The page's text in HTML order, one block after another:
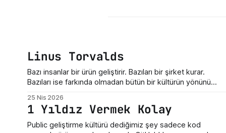
Linus Torvalds
Bazı insanlar bir ürün geliştirir. Bazıları bir şirket kurar.
Bazıları ise farkında olmadan bütün bir kültürün yönünü
dediğimiz şey sadece bir işletim sistemi çekirdeği değil.
Sunucuların, telefonların, gömülü sistemlerin, süper
bilgisayarların, geliştirici araçlarının ve modern internet
25 Nis 2026
1 Yıldız Vermek Kolay
Public geliştirme kültürü dediğimiz şey sadece kod